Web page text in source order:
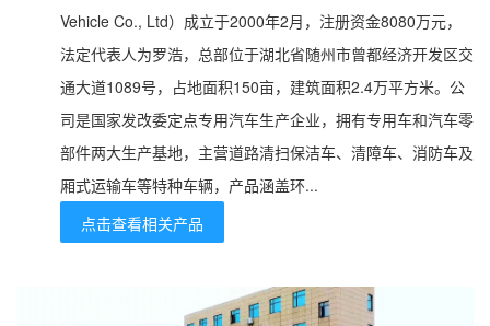
Vehicle Co., Ltd）成立于2000年2月，注册资金8080万元，
法定代表人为罗浩，总部位于湖北省随州市曾都经济开发区交
通大道1089号，占地面积150亩，建筑面积2.4万平方米。公
司是国家发改委定点专用汽车生产企业，拥有专用车和汽车零
部件两大生产基地，主营道路清扫保洁车、清障车、消防车及
厢式运输车等特种车辆，产品涵盖环...
点击查看相关产品